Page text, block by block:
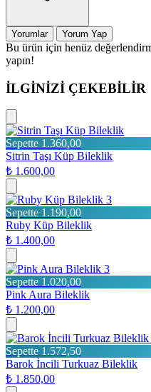
Yorumlar Yorum Yap
Bu ürün için henüz
yapın!
İLGİNİZİ ÇEKEBİLİR
Sepette 1.360,00
Sitrin Taşı Küp Bileklik
₺ 1.600,00
3
Sepette 1.190,00
Ruby Küp Bileklik
₺ 1.400,00
3
Sepette 1.020,00
Pink Aura Bileklik
₺ 1.200,00
Sepette 1.572,50
Barok İncili Turkuaz Bileklik
₺ 1.850,00